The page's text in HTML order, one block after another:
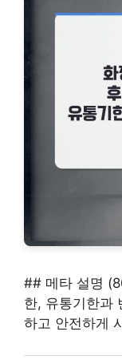
## 메타 설명
한, 유통기한과
하고 안전하게